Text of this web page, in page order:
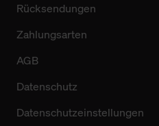
Rücksendungen
Zahlungsarten
AGB
Datenschutz
Datenschutzeinstellungen